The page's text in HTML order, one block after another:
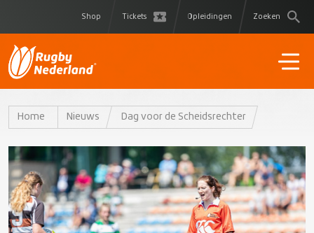
Shop Tickets Opleidingen Zoeken
Home Nieuws Dag voor de Scheidsrechter